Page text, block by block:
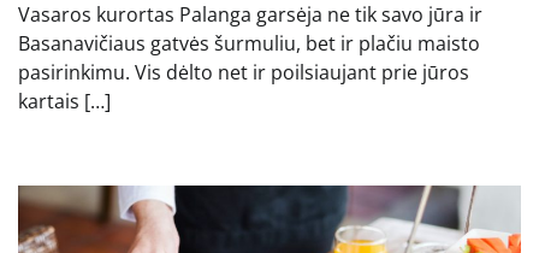
Vasaros kurortas Palanga garsėja ne tik savo jūra ir
Basanavičiaus gatvės šurmuliu, bet ir plačiu maisto
pasirinkimu. Vis dėlto net ir poilsiaujant prie jūros
kartais […]